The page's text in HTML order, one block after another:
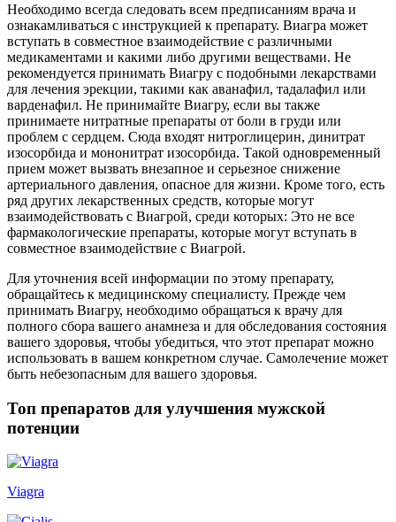
Необходимо всегда следовать всем предписаниям врача и
ознакамливаться с инструкцией к препарату. Виагра может
вступать в совместное взаимодействие с различными
медикаментами и какими либо другими веществами. Не
рекомендуется принимать Виагру с подобными лекарствами
для лечения эрекции, такими как аванафил, тадалафил или
варденафил. Не принимайте Виагру, если вы также
принимаете нитратные препараты от боли в груди или
проблем с сердцем. Сюда входят нитроглицерин, динитрат
изосорбида и мононитрат изосорбида. Такой одновременный
прием может вызвать внезапное и серьезное снижение
артериального давления, опасное для жизни. Кроме того, есть
ряд других лекарственных средств, которые могут
взаимодействовать с Виагрой, среди которых: Это не все
фармакологические препараты, которые могут вступать в
совместное взаимодействие с Виагрой.
Для уточнения всей информации по этому препарату,
обращайтесь к медицинскому специалисту. Прежде чем
принимать Виагру, необходимо обращаться к врачу для
полного сбора вашего анамнеза и для обследования состояния
вашего здоровья, чтобы убедиться, что этот препарат можно
использовать в вашем конкретном случае. Самолечение может
быть небезопасным для вашего здоровья.
Топ препаратов для улучшения мужской
потенции
Viagra